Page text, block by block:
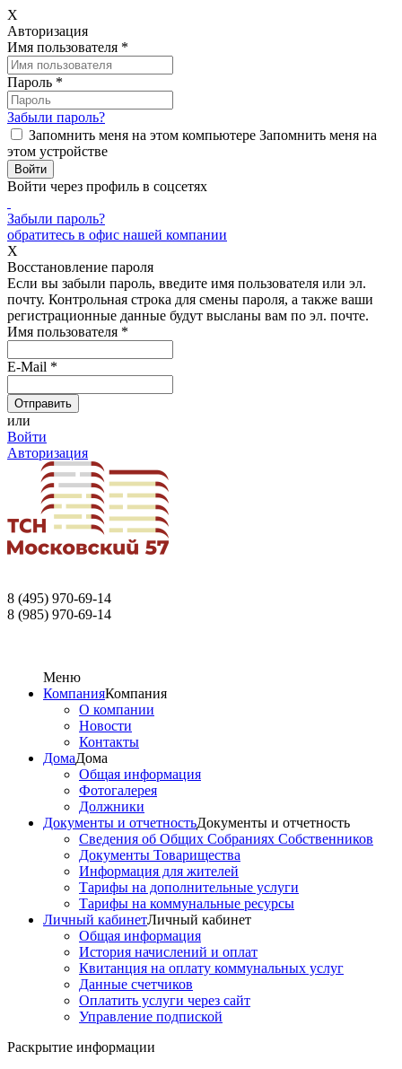
X
Авторизация
Имя пользователя *
Пароль *
Забыли пароль?
Запомнить меня на этом компьютере Запомнить меня на
этом устройстве
Войти через профиль в соцсетях
Забыли пароль?
обратитесь в офис нашей компании
X
Восстановление пароля
Если вы забыли пароль, введите имя пользователя или эл.
почту. Контрольная строка для смены пароля, а также ваши
регистрационные данные будут высланы вам по эл. почте.
Имя пользователя *
E-Mail *
или
Войти
Авторизация
8 (495) 970-69-14
8 (985) 970-69-14
Меню
КомпанияКомпания
О компании
Новости
Контакты
ДомаДома
Общая информация
Фотогалерея
Должники
Документы и отчетностьДокументы и отчетность
Сведения об Общих Собраниях Собственников
Документы Товарищества
Информация для жителей
Тарифы на дополнительные услуги
Тарифы на коммунальные ресурсы
Личный кабинетЛичный кабинет
Общая информация
История начислений и оплат
Квитанция на оплату коммунальных услуг
Данные счетчиков
Оплатить услуги через сайт
Управление подпиской
Раскрытие информации